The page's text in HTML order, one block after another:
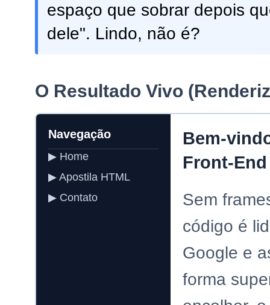
espaço que sobrar depois
dele". Lindo, não é?
O Resultado Vivo
Navegação
▶ Home
▶ Apostila HTML
▶ Contato
Bem-
Front-End
Sem
código é
Google e
forma